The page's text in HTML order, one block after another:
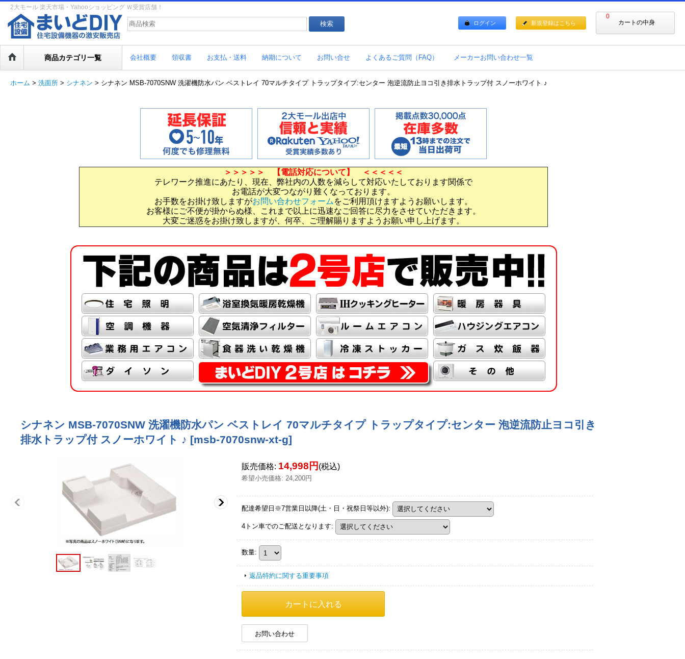
2大モール 楽天市場・Yahooショッピング Ｗ受賞店舗！
0
カートの中身
ログイン 新規登録はこちら
商品カテゴリ一覧 会社概要 領収書 お支払・送料 納期について お問い合せ よくあるご質問（FAQ） メーカーお問い合わせ一覧
ホーム > 洗面所 > シナネン > シナネン MSB-7070SNW 洗濯機防水パン ベストレイ 70マルチタイプ トラップタイプ:センター 泡逆流防止ヨコ引き排水トラップ付 スノーホワイト ♪
＞＞＞＞＞ 【電話対応について】 ＜＜＜＜＜
テレワーク推進にあたり、現在、弊社内の人数を減らして対応いたしております関係で
お電話が大変つながり難くなっております。
お手数をお掛け致しますがお問い合わせフォーム をご利用頂けますようお願いします。
お客様にご不便が掛からぬ様、これまで以上に迅速なご回答に尽力をさせていただきます。
大変ご迷惑をお掛け致しますが、何卒、ご理解賜りますようお願い申し上げます。
シナネン MSB-7070SNW 洗濯機防水パン ベストレイ 70マルチタイプ トラップタイプ:センター 泡逆流防止ヨコ引き
排水トラップ付 スノーホワイト ♪ [msb-7070snw-xt-g]
販売価格: 14,998円 (税込)
希望小売価格: 24,200円
配達希望日※7営業日以降(土・日・祝祭日等以外):
4トン車でのご配送となります:
数量:
返品特約に関する重要事項
お問い合わせ